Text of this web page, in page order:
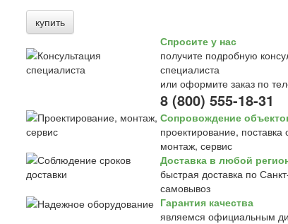
купить
Спросите у нас
получите подробную
специалиста
или оформите заказ по
8 (800) 555-18-31
Сопровождение
проектирование, поставка
монтаж, сервис
Доставка в любой
быстрая доставка по
самовывоз
Гарантия качества
являемся официальным